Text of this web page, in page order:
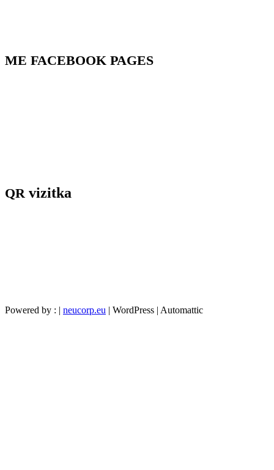
ME FACEBOOK PAGES
QR vizitka
Powered by : | neucorp.eu | WordPress | Automattic